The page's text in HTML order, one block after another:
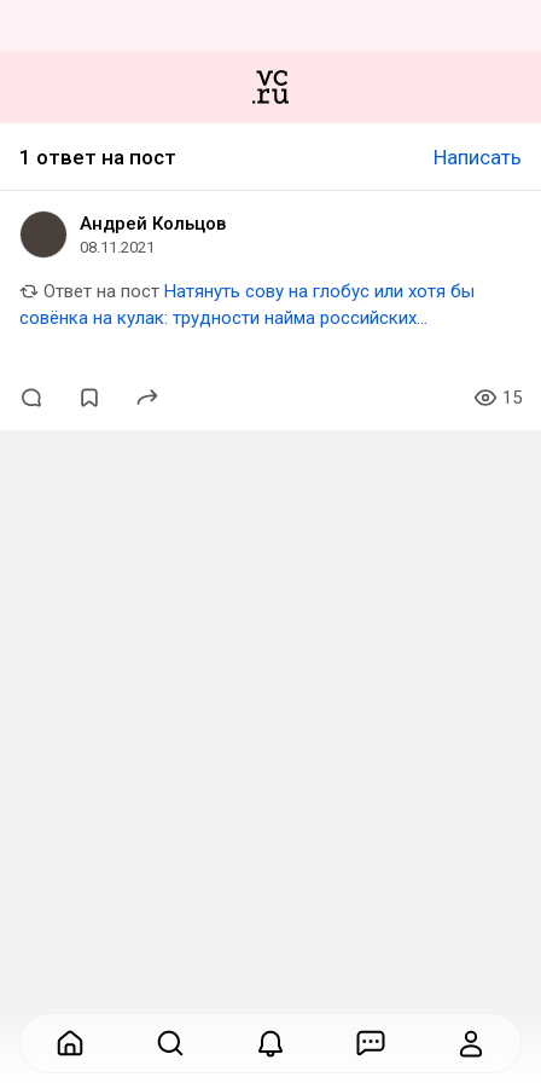
1 ответ на пост Написать
Андрей Кольцов
08.11.2021
Ответ на пост Натянуть сову на глобус или хотя бы
совёнка на кулак: трудности найма российских
15